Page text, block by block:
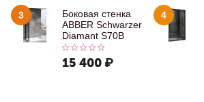
3
Боковая стенка
ABBER Schwarzer
Diamant S70B
15 400 ₽
4